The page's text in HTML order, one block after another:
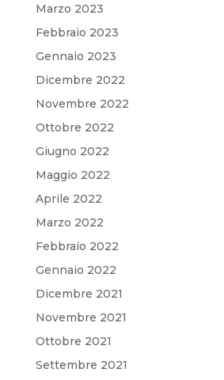
Marzo 2023
Febbraio 2023
Gennaio 2023
Dicembre 2022
Novembre 2022
Ottobre 2022
Giugno 2022
Maggio 2022
Aprile 2022
Marzo 2022
Febbraio 2022
Gennaio 2022
Dicembre 2021
Novembre 2021
Ottobre 2021
Settembre 2021